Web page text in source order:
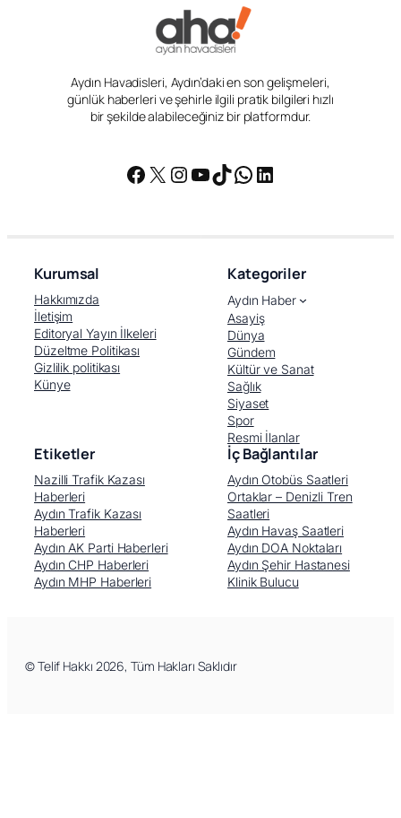
Aydın Havadisleri, Aydın’daki en son gelişmeleri,
günlük haberleri ve şehirle ilgili pratik bilgileri hızlı
bir şekilde alabileceğiniz bir platformdur.
Facebook
X Instagram
YouTube
TikTok
WhatsApp
LinkedIn
Kurumsal
Hakkımızda
İletişim
Editoryal Yayın İlkeleri
Düzeltme Politikası
Gizlilik politikası
Künye
Kategoriler
Aydın Haber
Asayiş
Dünya
Gündem
Kültür ve Sanat
Sağlık
Siyaset
Spor
Resmi İlanlar
Etiketler
Nazilli Trafik Kazası
Haberleri
Aydın Trafik Kazası
Haberleri
Aydın AK Parti Haberleri
Aydın CHP Haberleri
Aydın MHP Haberleri
İç Bağlantılar
Aydın Otobüs Saatleri
Ortaklar – Denizli Tren
Saatleri
Aydın Havaş Saatleri
Aydın DOA Noktaları
Aydın Şehir Hastanesi
Klinik Bulucu
© Telif Hakkı 2026, Tüm Hakları Saklıdır